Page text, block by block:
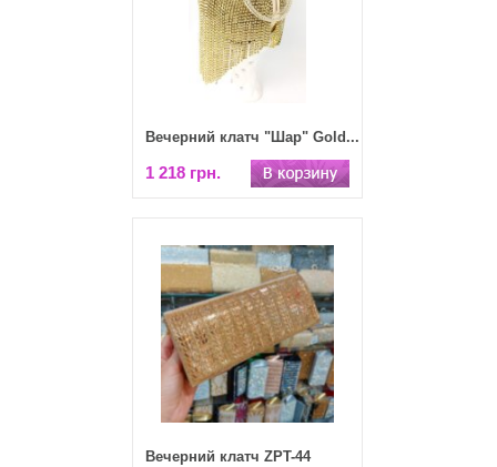
Вечерний клатч "Шар" Gold...
1 218 грн.
Вечерний клатч ZPT-44